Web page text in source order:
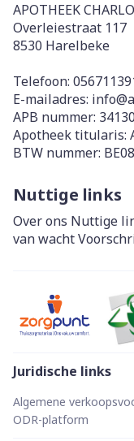
APOTHEEK
Overleiestraat 117
8530 Harelbeke
Telefoon:
E-mailadres: info@
APB nummer:
Apotheek titularis:
BTW nummer:
Nuttige links
Over ons Nuttige
van wacht
Juridische links
Algemene
ODR-platform